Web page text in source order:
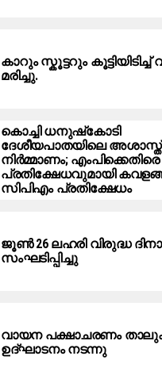
കാറും സ്കൂട്ടറും കൂട്ടിയിടിച്ച്
മരിച്ചു.
കൊച്ചി ധനുഷ്‌കോടി
ദേശീയപാതയിലെ
നിര്‍മ്മാണം;
പ്രതിക്ഷേധവുമായി
സിപിഎം പ്രതിക്ഷേധം
ജൂൺ 26 ലഹരി വിരുദ്ധ
സംഘടിപ്പിച്ചു
വായന പക്ഷാചരണം
ഉദ്ഘാടനം നടന്നു